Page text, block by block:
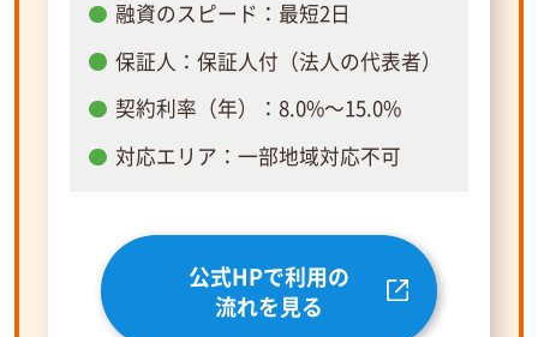
融資のスピード：最短2日
保証人：保証人付（法人の代表者）
契約利率（年）：8.0%～15.0%
対応エリア：一部地域対応不可
公式HPで利用の
流れを見る